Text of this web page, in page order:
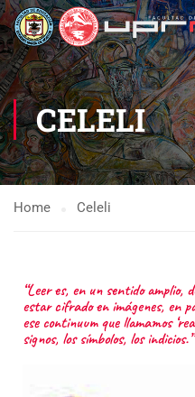
CELELI
Home Celeli
“Leer es, en un sentido amplio,
estar cifrado en imágenes, en
ese continuum que llamamos
signos, los símbolos, los